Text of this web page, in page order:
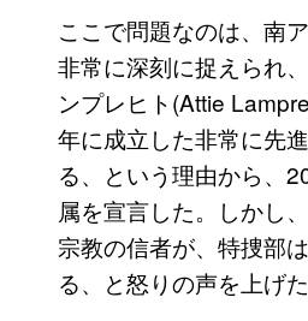
ここで問題なのは、南
非常に深刻に捉えられ
ンプレヒト(Attie
年に成立した非常に先
る、という理由から、
属を宣言した。しかし
宗教の信者が、特捜部
る、と怒りの声を上げ